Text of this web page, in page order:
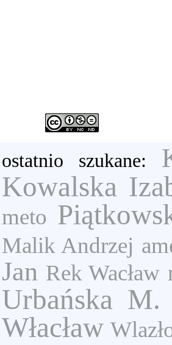
ostatnio szukane:
Kowalska
meto
Malik Andrzej
Jan Rek Wacław
Urbańska M.
Włacław